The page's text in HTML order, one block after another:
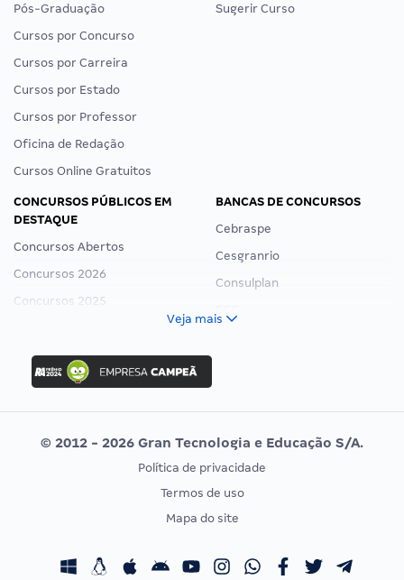
Pós-Graduação
Cursos por Concurso
Cursos por Carreira
Cursos por Estado
Cursos por Professor
Oficina de Redação
Cursos Online Gratuitos
Sugerir Curso
CONCURSOS PÚBLICOS EM
DESTAQUE
Concursos Abertos
Concursos 2026
Concursos 2025
Concurso Ibama
Concurso MPU
Editais publicados
BANCAS DE CONCURSOS
Cebraspe
Cesgranrio
Consulplan
Vunesp
CONCURSOS POR PROFISSÃO
Concursos Fiscais
EXAME DE ORDEM
Calendário OAB
Veja mais
© 2012 - 2026 Gran Tecnologia e Educação S/A.
Política de privacidade
Termos de uso
Mapa do site